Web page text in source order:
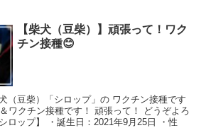
【柴犬（豆柴）】頑張って！ワク
チン接種😊
（豆柴）「シロップ」の ワクチン接種です
ワクチン接種です！ 頑張って！ どうぞよろ
ロップ】 ・誕生日：2021年9月25日 ・性